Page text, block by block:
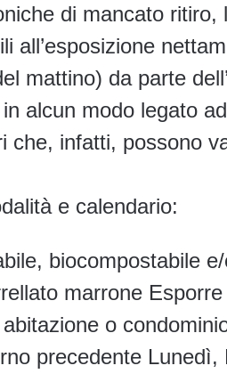
di mancato ritiro,
all’esposizione
mattino) da parte
alcun modo legato
che, infatti, possono
e calendario:
biocompostabile
marrone
o
precedente Lunedì,